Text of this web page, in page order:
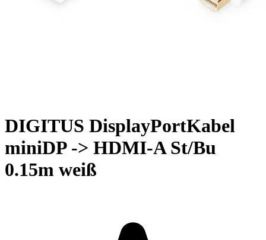
DIGITUS DisplayPortKabel
miniDP -> HDMI-A St/Bu
0.15m weiß